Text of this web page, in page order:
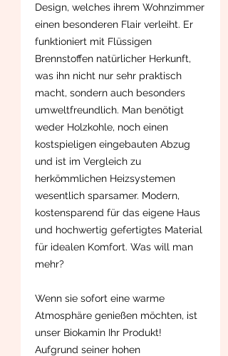
Design, welches ihrem Wohnzimmer
einen besonderen Flair verleiht. Er
funktioniert mit Flüssigen
Brennstoffen natürlicher Herkunft,
was ihn nicht nur sehr praktisch
macht, sondern auch besonders
umweltfreundlich. Man benötigt
weder Holzkohle, noch einen
kostspieligen eingebauten Abzug
und ist im Vergleich zu
herkömmlichen Heizsystemen
wesentlich sparsamer. Modern,
kostensparend für das eigene Haus
und hochwertig gefertigtes Material
für idealen Komfort. Was will man
mehr?
Wenn sie sofort eine warme
Atmosphäre genießen möchten, ist
unser Biokamin Ihr Produkt!
Aufgrund seiner hohen